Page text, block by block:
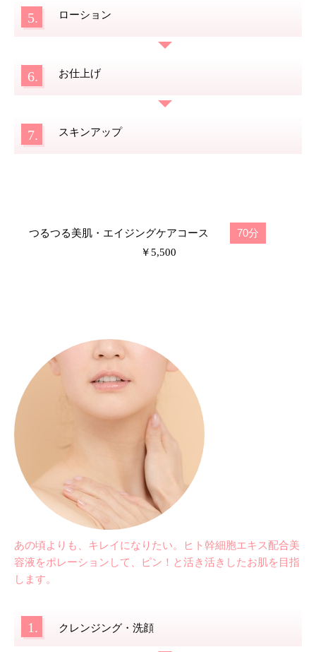
5. ローション
6. お仕上げ
7. スキンアップ
つるつる美肌・エイジングケアコース 70分
￥5,500
あの頃よりも、キレイになりたい。ヒト幹細胞エキス配合美
容液をポレーションして、ピン！と活き活きしたお肌を目指
します。
1. クレンジング・洗顔